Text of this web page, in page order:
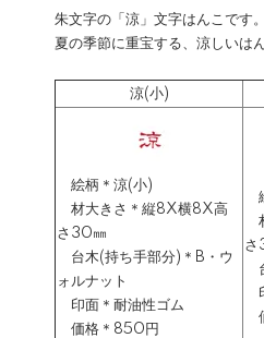
朱文字の「涼」文字はんこです。
夏の季節に重宝する、涼しいは
涼(小)
絵柄＊涼(小)
材大きさ＊縦8X横8X高
さ30㎜
台木(持ち手部分)＊B・ウ
ォルナット
印面＊耐油性ゴム
価格＊850円
さ